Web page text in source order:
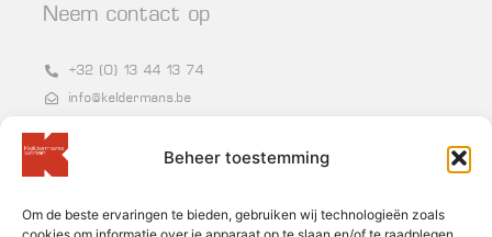
Beheer toestemming
Om de beste ervaringen te bieden, gebruiken wij technologieën zoals
Neem contact op
+32 (0) 13 44 13 74
info@keldermans.be
BTW BE 0400.954.250
Nieuwsbrief